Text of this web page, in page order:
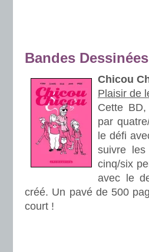
Bandes Dessinées
Chicou
Plaisir de
Cette
par
le défi
suivre
cinq/six
avec le
créé. Un pavé de 500
court !